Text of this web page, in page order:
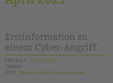
Grundschulen
Förderzentren
Kollegs
EFöB
Schulbezogene Sozialarbeit
Erstinformation zu
einem Cyber-Angriff
ERSTELLT 28.04.2023
THEMA
VON
Barbara Brecht-Hadraschek